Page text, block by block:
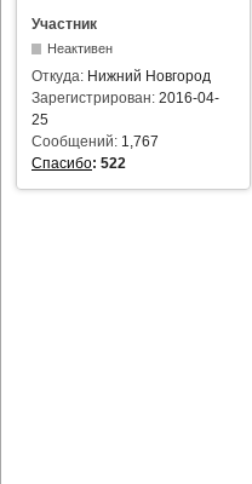
Участник
Неактивен
Откуда: Нижний Новгород
Зарегистрирован: 2016-04-
25
Сообщений: 1,767
Спасибо: 522